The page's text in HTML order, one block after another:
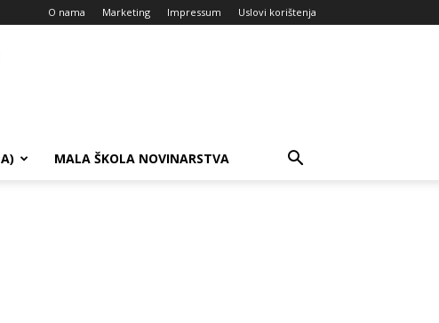
O nama Marketing Impressum Uslovi korištenja
MALA ŠKOLA NOVINARSTVA